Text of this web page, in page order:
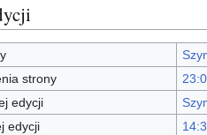
strony
edycji
edycji